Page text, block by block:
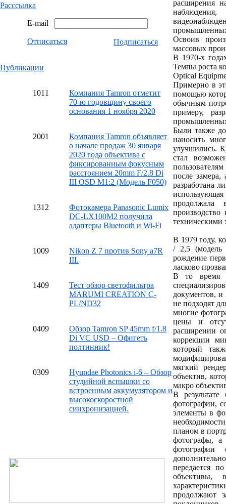
Расссылка
E-mail
Отписаться Подписаться
Публикации
1011
Компания Tamron отметит
70-ю годовщину своего
основания 1 ноября 2020
2001
Компания Tamron объявляет
о начале продаж 30 января
2020 года объектива с
фиксированным фокусным
расстоянием 20mm F/2.8 Di
III OSD M1:2 (Модель F050)
1312
Фотокамера Panasonic Lumix
DC-LX100M2 получила
адаптеры Bluetooth и Wi-Fi
1009
Nikon Z 7 против Sony a7R
III.
1409
Тест обзор светофильтра
MARUMI CREATION C-
PL/ND32
0409
Обзор Tamron SP 45mm f/1.8
Di VC USD – Офигеть
полтинник!
0309
Hyundae Photonics i-6 – Обзор
студийной вспышки со
встроенным аккумулятором и
высокоскоростной
синхронизацией.
расширения
наблюдения,
Освоив
массовых
В 1970-х
Темпы роста
Optical
Примерно в
помощью
обычным
примеру,
Были также
наносить
улучшились.
стал
после
разработана
продолжала
техническими
В 1979 году,
/ 2,5 (модель
рождение
ласково
В то время
документов, и
не подходят
многие
цены и
расширении
коррекции
который
мягкий
объектив,
макро
В
фотографии,
элементы в
планом в
фотографы, а
передается
объективы,
продолжают